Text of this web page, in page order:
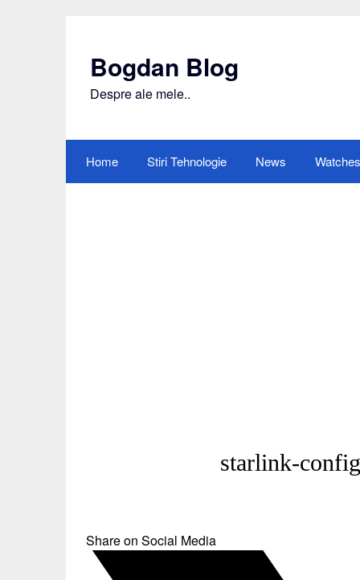
Bogdan Blog
Despre ale mele..
Home Stiri Tehnologie News Watches
starlink-
Share on Social Media